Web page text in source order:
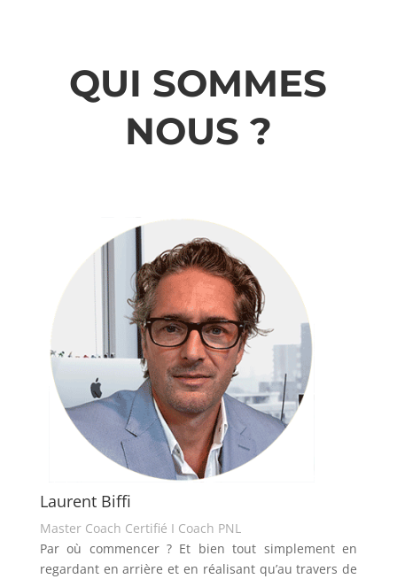
QUI SOMMES
NOUS ?
Laurent Biffi
Master Coach Certifié I Coach PNL
Par où commencer ? Et bien tout simplement en
regardant en arrière et en réalisant qu’au travers de